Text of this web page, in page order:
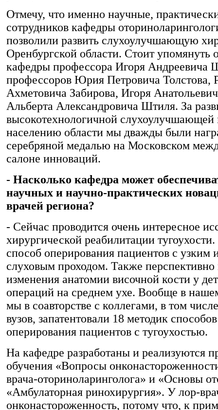
Отмечу, что именно научные,
сотрудников кафедры
позволили развить слухоулучшающую
Оренбургской области. Стоит упомянуть
кафедры профессора Игоря Андреевича
профессоров Юрия Петровича Толстова,
Ахметовича Забирова, Игоря
Альберта Александровича Штиля. За
высокотехнологичной
населению области мы дважды были
серебряной медалью на Московском
салоне инноваций.
- Насколько кафедра может
научных и научно-практических
врачей региона?
- Сейчас проводится очень интересное
хирургической реабилитации
способ оперирования пациентов с узким
слуховым проходом. Также перспективно
изменения анатомии височной кости у
операций на среднем ухе. Вообще в
мы в соавторстве с коллегами, в том
вузов, запатентовали 18 методик
оперирования пациентов с тугоухостью.
На кафедре разработаны и реализуются
обучения «Вопросы
врача-оториноларинголога» и «Основы
«Амбулаторная ринохирургия». У лор-
онконастороженность, потому что, к